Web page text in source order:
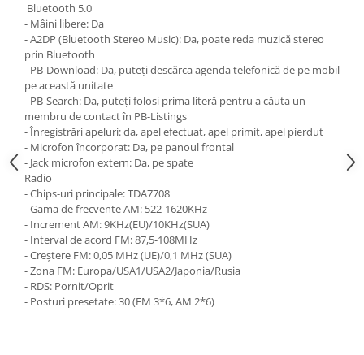
Bluetooth 5.0
- Mâini libere: Da
- A2DP (Bluetooth Stereo Music): Da, poate reda muzică stereo
prin Bluetooth
- PB-Download: Da, puteți descărca agenda telefonică de pe mobil
pe această unitate
- PB-Search: Da, puteți folosi prima literă pentru a căuta un
membru de contact în PB-Listings
- Înregistrări apeluri: da, apel efectuat, apel primit, apel pierdut
- Microfon încorporat: Da, pe panoul frontal
- Jack microfon extern: Da, pe spate
Radio
- Chips-uri principale: TDA7708
- Gama de frecvente AM: 522-1620KHz
- Increment AM: 9KHz(EU)/10KHz(SUA)
- Interval de acord FM: 87,5-108MHz
- Creștere FM: 0,05 MHz (UE)/0,1 MHz (SUA)
- Zona FM: Europa/USA1/USA2/Japonia/Rusia
- RDS: Pornit/Oprit
- Posturi presetate: 30 (FM 3*6, AM 2*6)